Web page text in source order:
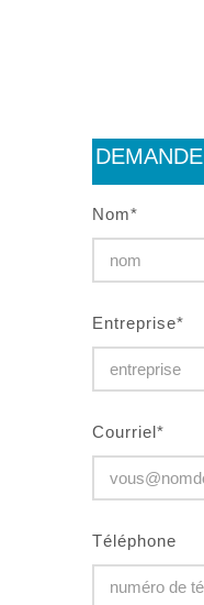
Nom*
Entreprise*
Courriel*
Téléphone